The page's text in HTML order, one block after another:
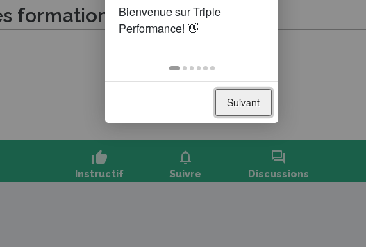
formations suivantes
thumb_up
Instructif
notifications
Suivre
forum
Discussions
Suivant